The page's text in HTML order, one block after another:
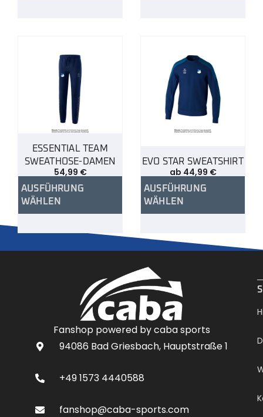
ESSENTIAL TEAM
SWEATHOSE-DAMEN
54,99 €
AUSFÜHRUNG
WÄHLEN
EVO STAR SWEATSHIRT
ab 44,99 €
AUSFÜHRUNG
WÄHLEN
Fanshop powered by caba sports
94086 Bad Griesbach, Hauptstraße 1
+49 1573 4440588
fanshop@caba-sports.com